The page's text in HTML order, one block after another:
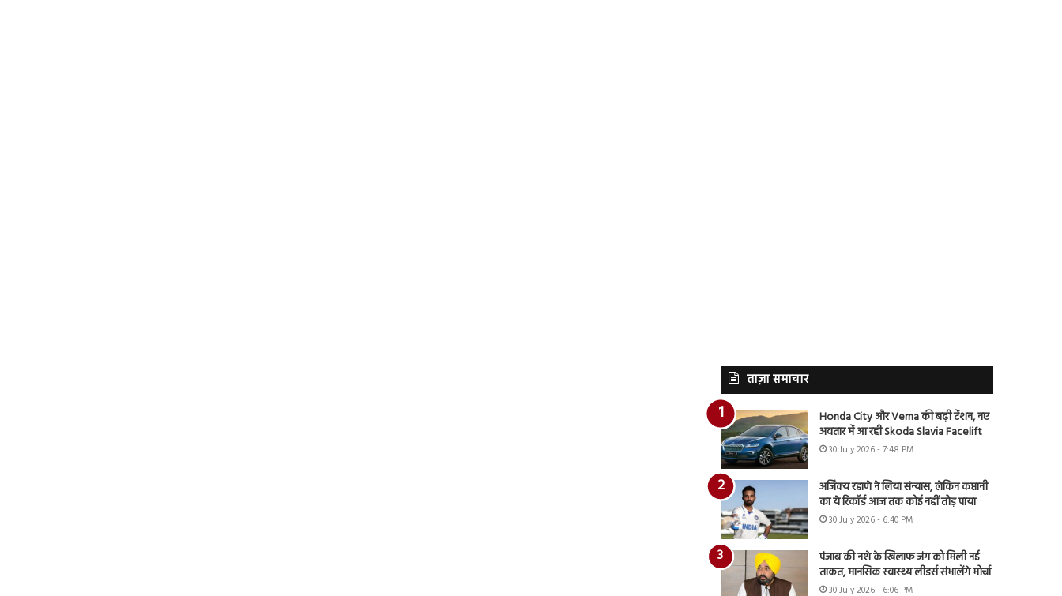
ताज़ा समाचार
Honda City और Verna की बढ़ी टेंशन, नए
अवतार में आ रही Skoda Slavia Facelift
30 July 2026 - 7:48 PM
अजिंक्य रहाणे ने लिया संन्यास, लेकिन कप्तानी
का ये रिकॉर्ड आज तक कोई नहीं तोड़ पाया
30 July 2026 - 6:40 PM
पंजाब की नशे के खिलाफ जंग को मिली नई
ताकत, मानसिक स्वास्थ्य लीडर्स संभालेंगे मोर्चा
30 July 2026 - 6:06 PM